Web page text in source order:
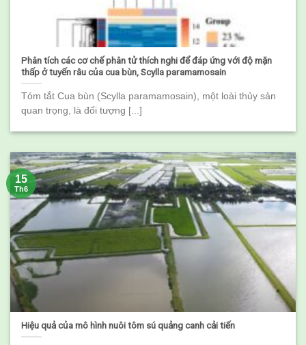
Phân tích các cơ chế phân tử thích nghi để đáp ứng với độ mặn
thấp ở tuyến râu của cua bùn, Scylla paramamosain
Tóm tắt Cua bùn (Scylla paramamosain), một loài thủy sản
quan trọng, là đối tượng [...]
Hiệu quả của mô hình nuôi tôm sú quảng canh cải tiến
15
Th6